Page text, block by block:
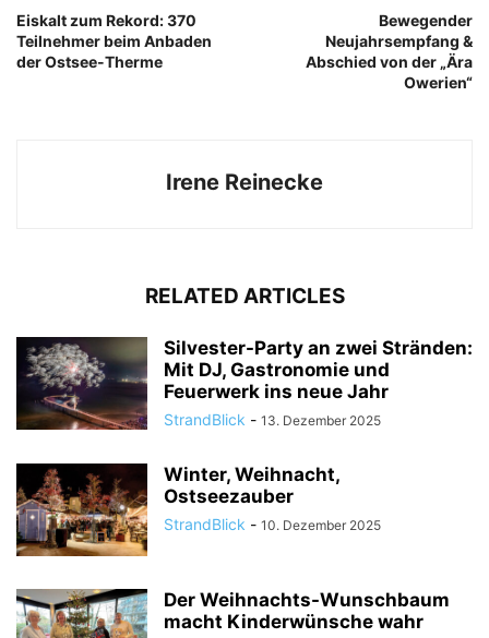
Eiskalt zum Rekord: 370
Teilnehmer beim Anbaden
der Ostsee-Therme
Bewegender
Neujahrsempfang &
Abschied von der „Ära
Owerien“
Irene Reinecke
RELATED ARTICLES
Silvester-Party an zwei Stränden:
Mit DJ, Gastronomie und
Feuerwerk ins neue Jahr
StrandBlick - 13. Dezember 2025
Winter, Weihnacht,
Ostseezauber
StrandBlick - 10. Dezember 2025
Der Weihnachts-Wunschbaum
macht Kinderwünsche wahr